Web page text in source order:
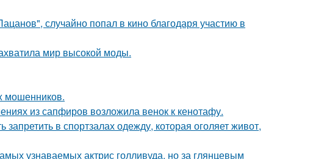
случайно попал в кино благодаря участию в
мир высокой моды.
мошенников.
из сапфиров возложила венок к кенотафу.
в спортзалах одежду, которая оголяет живот,
узнаваемых актрис голливуда, но за глянцевым